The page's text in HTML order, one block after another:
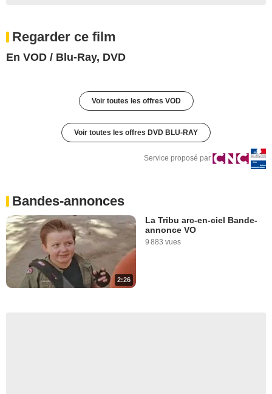
Regarder ce film
En VOD / Blu-Ray, DVD
Voir toutes les offres VOD
Voir toutes les offres DVD BLU-RAY
Service proposé par
Bandes-annonces
2:26
La Tribu arc-en-ciel Bande-
annonce VO
9 883 vues